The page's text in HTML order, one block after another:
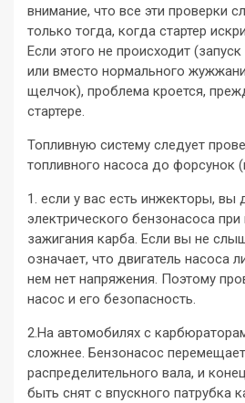
внимание, что все эти проверки
только тогда, когда стартер
Если этого не происходит
или вместо нормального
щелчок), проблема кроется,
стартере.
Топливную систему следует
топливного насоса до форсунок
1. если у вас есть инжекторы,
электрического бензонасоса
зажигания карба. Если вы не
означает, что двигатель насоса
нем нет напряжения. Поэтому
насос и его безопасность.
2.На автомобилях с
сложнее. Бензонасос
распределительного вала, и
быть снят с впускного патрубка